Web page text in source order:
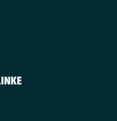
(Link öffnet ein neues Fenster)